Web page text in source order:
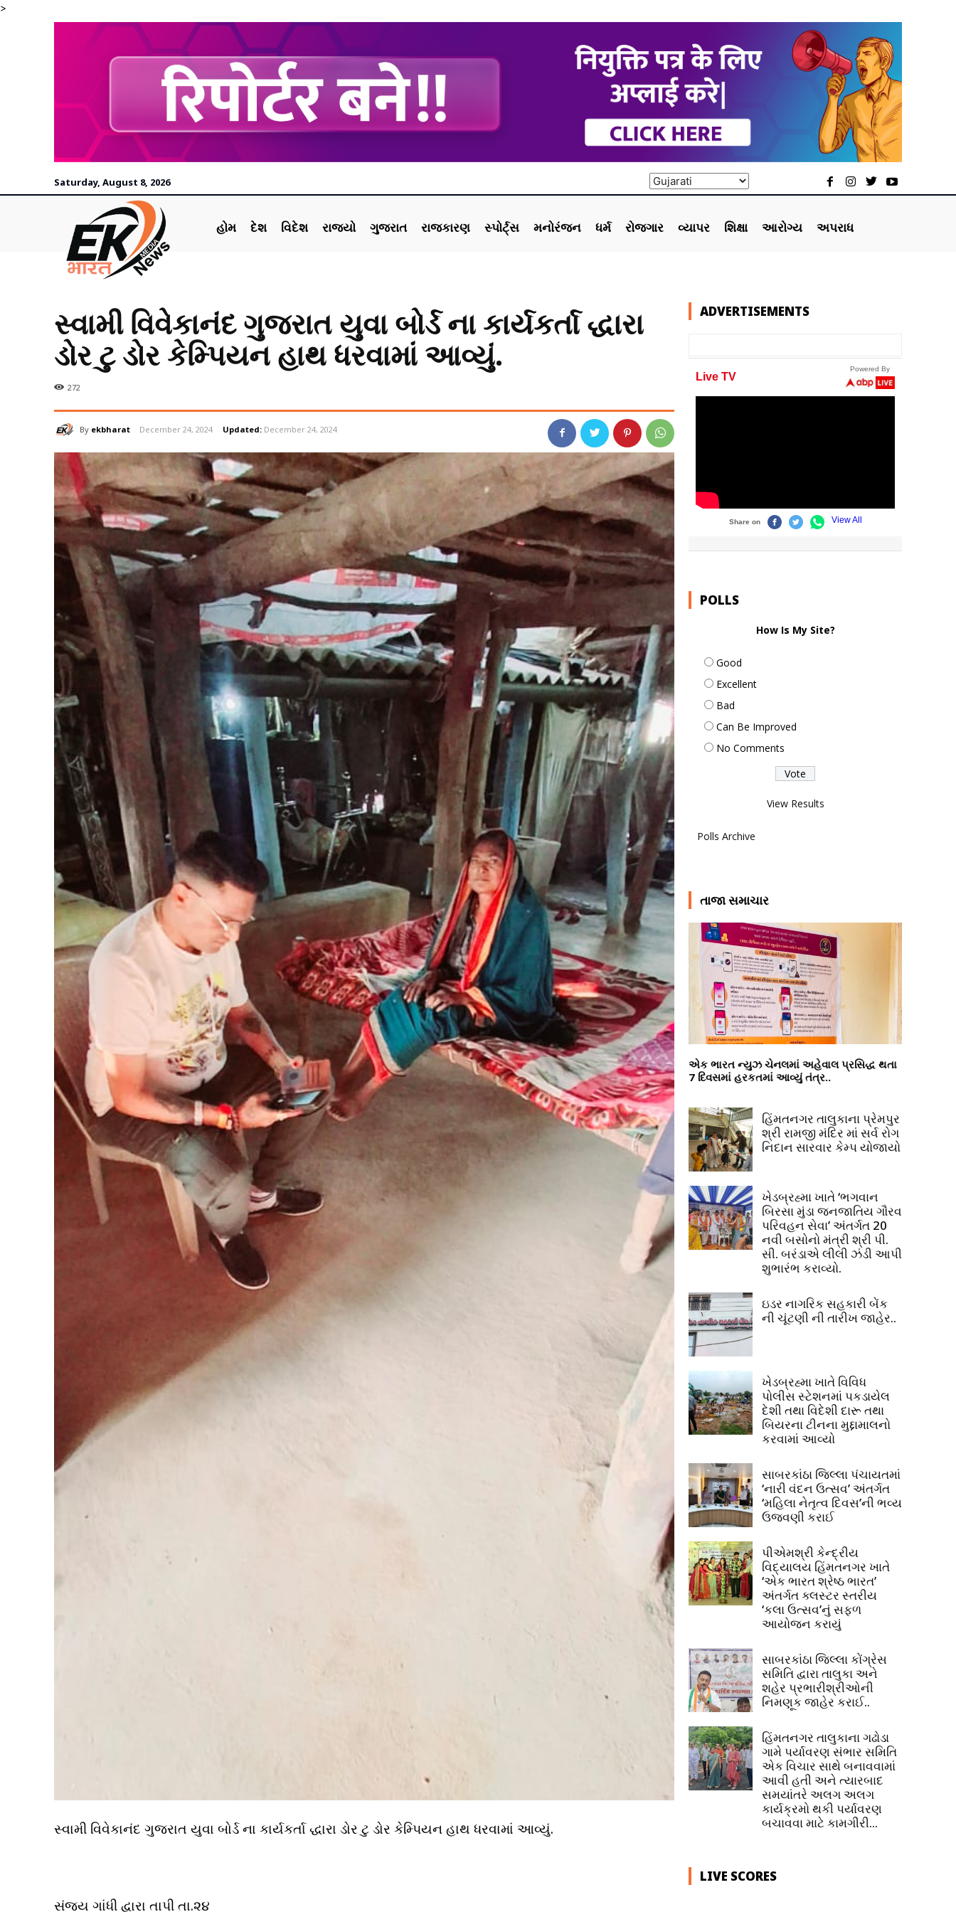
>
Saturday, August 8, 2026
હોમ દેશ વિદેશ રાજ્યો ગુજરાત રાજકારણ સ્પોર્ટ્સ મનોરંજન ધર્મ રોજગાર વ્યાપર શિક્ષા આરોગ્ય અપરાધ
સ્વામી વિવેકાનંદ ગુજરાત યુવા બોર્ડ ના કાર્યકર્તા દ્ધારા
ડોર ટુ ડોર કેમ્પિયન હાથ ધરવામાં આવ્યું.
272
By ekbharat December 24, 2024 Updated: December 24, 2024
સ્વામી વિવેકાનંદ ગુજરાત યુવા બોર્ડ ના કાર્યકર્તા દ્ધારા ડોર ટુ ડોર કેમ્પિયન હાથ ધરવામાં આવ્યું.
સંજય ગાંધી દ્વારા તાપી તા.૨૪
ADVERTISEMENTS
POLLS
How Is My Site?
Good
Excellent
Bad
Can Be Improved
No Comments
View Results
Polls Archive
તાજા સમાચાર
એક ભારત ન્યુઝ ચેનલમાં અહેવાલ પ્રસિદ્ધ થતા
7 દિવસમાં હરકતમાં આવ્યું તંત્ર..
હિંમતનગર તાલુકાના પ્રેમપુર
શ્રી રામજી મંદિર માં સર્વ રોગ
નિદાન સારવાર કેમ્પ યોજાયો
ખેડબ્રહ્મા ખાતે ‘ભગવાન
બિરસા મુંડા જનજાતિય ગૌરવ
પરિવહન સેવા’ અંતર્ગત 20
નવી બસોનો મંત્રી શ્રી પી.
સી. બરંડાએ લીલી ઝંડી આપી
શુભારંભ કરાવ્યો.
ઇડર નાગરિક સહકારી બેંક
ની ચૂંટણી ની તારીખ જાહેર..
ખેડબ્રહ્મા ખાતે વિવિધ
પોલીસ સ્ટેશનમાં પકડાયેલ
દેશી તથા વિદેશી દારૂ તથા
બિયરના ટીનના મુદ્દામાલનો
કરવામાં આવ્યો
સાબરકાંઠા જિલ્લા પંચાયતમાં
‘નારી વંદન ઉત્સવ’ અંતર્ગત
‘મહિલા નેતૃત્વ દિવસ’ની ભવ્ય
ઉજવણી કરાઈ
પીએમશ્રી કેન્દ્રીય
વિદ્યાલય હિંમતનગર ખાતે
‘એક ભારત શ્રેષ્ઠ ભારત’
અંતર્ગત ક્લસ્ટર સ્તરીય
‘કલા ઉત્સવ’નું સફળ
આયોજન કરાયું
સાબરકાંઠા જિલ્લા કોંગ્રેસ
સમિતિ દ્વારા તાલુકા અને
શહેર પ્રભારીશ્રીઓની
નિમણૂક જાહેર કરાઈ..
હિંમતનગર તાલુકાના ગઢોડા
ગામે પર્યાવરણ સંભાર સમિતિ
એક વિચાર સાથે બનાવવામાં
આવી હતી અને ત્યારબાદ
સમયાંતરે અલગ અલગ
કાર્યક્રમો થકી પર્યાવરણ
બચાવવા માટે કામગીરી...
LIVE SCORES